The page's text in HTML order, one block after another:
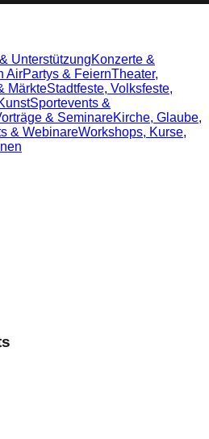
UnterstützungKonzerte &
AirPartys & FeiernTheater,
MärkteStadtfeste, Volksfeste,
Sportevents &
& SeminareKirche, Glaube,
& WebinareWorkshops, Kurse,